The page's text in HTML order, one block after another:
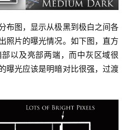
布图，显示从极黑到极白之间各
照片的曝光情况。如下图，直方
以及亮部两端，而中灰区域很
曝光应该是明暗对比很强，过渡